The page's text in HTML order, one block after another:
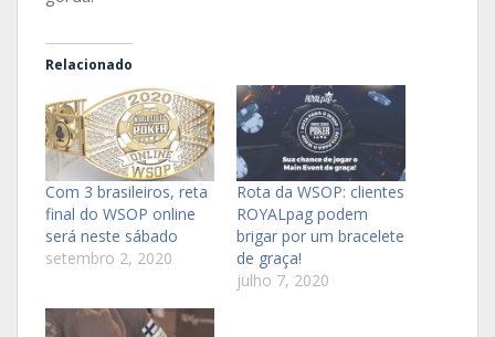
Relacionado
Com 3 brasileiros, reta
final do WSOP online
será neste sábado
setembro 2, 2020
Rota da WSOP: clientes
ROYALpag podem
brigar por um bracelete
de graça!
julho 7, 2020